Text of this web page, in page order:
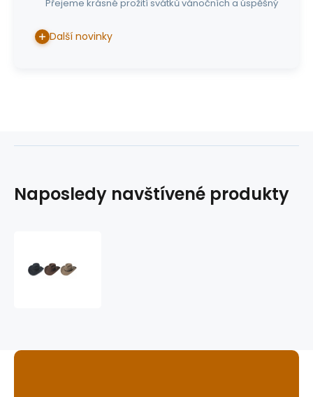
Přejeme krásné prožití svátků vánočních a úspěšný
Další novinky
Naposledy navštívené produkty